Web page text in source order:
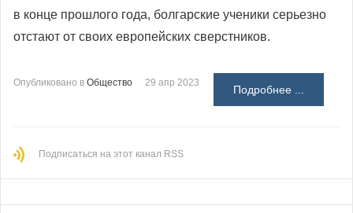
в конце прошлого года, болгарские ученики серьезно
отстают от своих европейских сверстников.
Опубликовано в Общество 29 апр 2023
Подробнее ...
Подписаться на этот канал RSS